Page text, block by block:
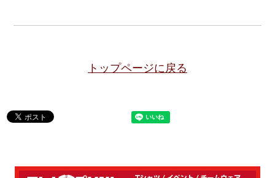
トップページに戻る